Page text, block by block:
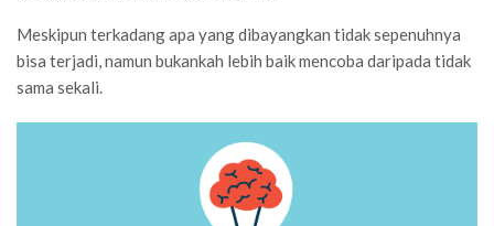
Meskipun terkadang apa yang dibayangkan tidak sepenuhnya
bisa terjadi, namun bukankah lebih baik mencoba daripada tidak
sama sekali.